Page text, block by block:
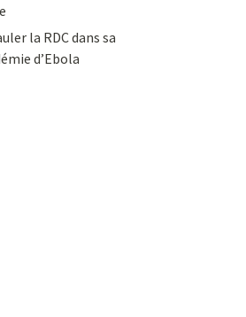
la RDC dans sa
d’Ebola